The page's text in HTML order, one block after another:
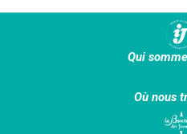
Qui
Où nous